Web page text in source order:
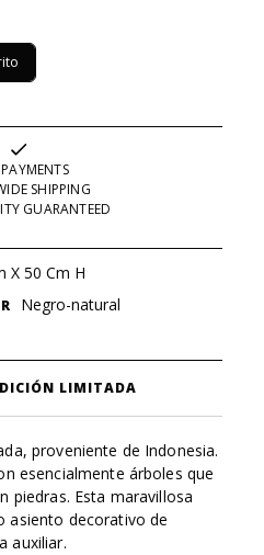
PAYMENTS
SHIPPING
GUARANTEED
X 50 Cm H
Negro-natural
LIMITADA
proveniente de Indonesia.
esencialmente árboles que
piedras. Esta maravillosa
asiento decorativo de
auxiliar.